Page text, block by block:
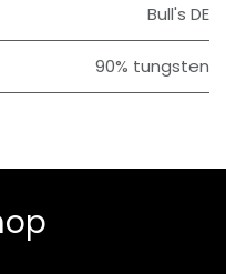
Bull's DE
90% tungsten